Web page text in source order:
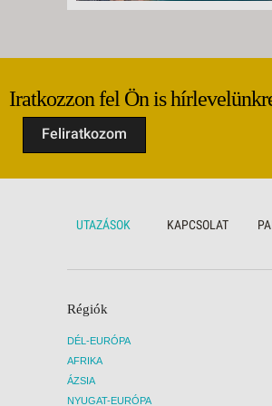
Iratkozzon fel Ön is
Feliratkozom
UTAZÁSOK KAPCSOLAT
Régiók
DÉL-EURÓPA
AFRIKA
ÁZSIA
NYUGAT-EURÓPA